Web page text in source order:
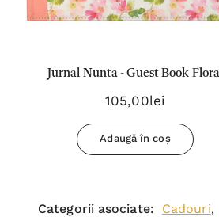
Jurnal Nunta - Guest Book
(Roz)
105,00lei
Adaugă în coș
Categorii asociate: Cadouri,